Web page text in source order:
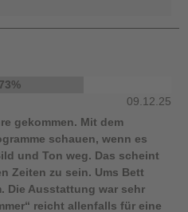
73%
09.12.25
gekommen. Mit dem
schauen, wenn es
und Ton weg. Das scheint
Zeiten zu sein. Ums Bett
Die Ausstattung war sehr
reicht allenfalls für eine